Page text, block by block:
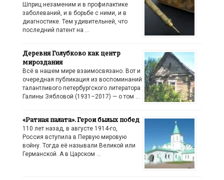
Шприц незаменим и в профилактике
заболеваний, и в борьбе с ними, и в
диагностике. Тем удивительней, что
последний патент на …
Деревня Голубково как центр
мироздания
Всё в нашем мире взаимосвязано. Вот и
очередная публикация из воспоминаний
талантливого петербургского литератора
Галины Зябловой (1931–2017) — о том …
«Ратная палата». Герои былых побед
110 лет назад, в августе 1914-го,
Россия вступила в Первую мировую
войну. Тогда её называли Великой или
Германской. А в Царском …